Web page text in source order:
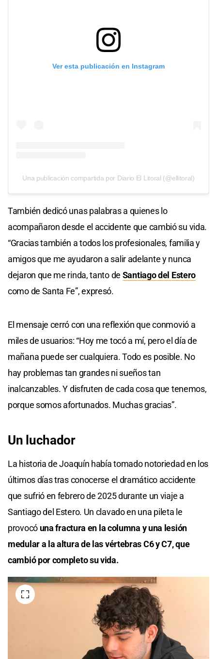
Ver esta publicación en Instagram
Una publicación compartida por Diario El Litoral (@ellitoral)
También dedicó unas palabras a quienes lo
acompañaron desde el accidente que cambió su vida.
“Gracias también a todos los profesionales, familia y
amigos que me ayudaron a salir adelante y nunca
dejaron que me rinda, tanto de Santiago del Estero
como de Santa Fe”, expresó.
El mensaje cerró con una reflexión que conmovió a
miles de usuarios: “Hoy me tocó a mí, pero el día de
mañana puede ser cualquiera. Todo es posible. No
hay problemas tan grandes ni sueños tan
inalcanzables. Y disfruten de cada cosa que tenemos,
porque somos afortunados. Muchas gracias”.
Un luchador
La historia de Joaquín había tomado notoriedad en los
últimos días tras conocerse el dramático accidente
que sufrió en febrero de 2025 durante un viaje a
Santiago del Estero. Un clavado en una pileta le
provocóuna fractura en la columna y una lesión
medular a la altura de las vértebras C6 y C7, que
cambió por completo su vida.